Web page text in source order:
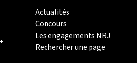
Actualités
Concours
Les engagements NRJ
Rechercher une page